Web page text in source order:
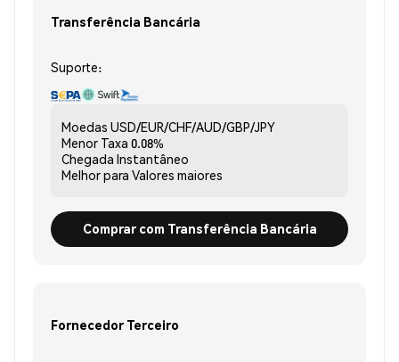
Transferência Bancária
Suporte:
Moedas USD/EUR/CHF/AUD/GBP/JPY
Menor Taxa 0.08%
Chegada Instantâneo
Melhor para Valores maiores
Comprar com Transferência Bancária
Fornecedor Terceiro